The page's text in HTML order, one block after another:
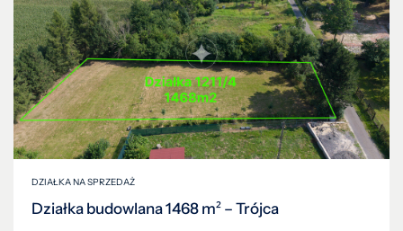
DZIAŁKA NA SPRZEDAŻ
Działka budowlana 1468 m² – Trójca